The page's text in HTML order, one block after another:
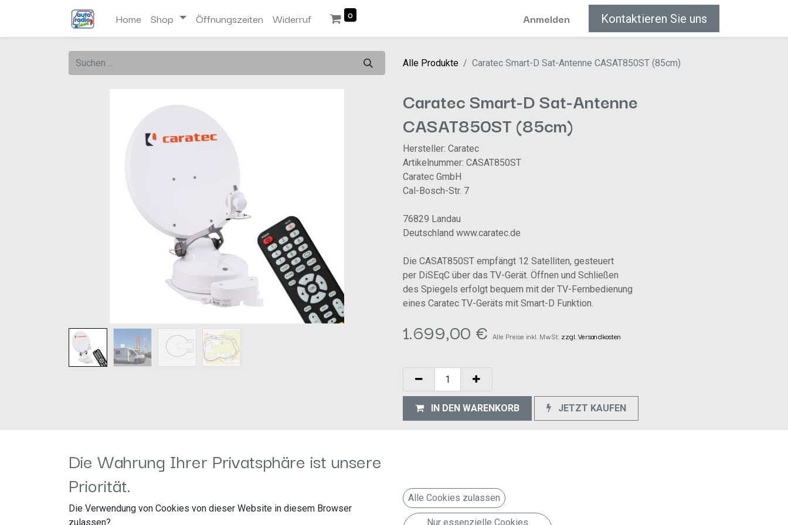
Home Shop Öffnungszeiten Widerruf 0 Anmelden Kontaktieren Sie uns
Alle Produkte Caratec Smart-D Sat-Antenne CASAT850ST (85cm)
Caratec Smart-D Sat-Antenne
CASAT850ST (85cm)
Hersteller: Caratec
Artikelnummer: CASAT850ST
Caratec GmbH
Cal-Bosch-Str. 7
76829 Landau
Deutschland www.caratec.de
Die CASAT850ST empfängt 12 Satelliten, gesteuert
per DiSEqC über das TV-Gerät. Öffnen und Schließen
des Spiegels erfolgt bequem mit der TV-Fernbedienung
eines Caratec TV-Geräts mit Smart-D Funktion.
1.699,00 € Alle Preise inkl. MwSt. zzgl. Versandkosten
IN DEN WARENKORB JETZT KAUFEN
Versand: 2-3 Geschäftstage
Die CASAT850ST empfängt 12 Satelliten, gesteuert
Die Wahrung Ihrer Privatsphäre ist unsere
Priorität.
Die Verwendung von Cookies von dieser Website in diesem Browser
zulassen?
Alle Cookies zulassen
Nur essenzielle Cookies